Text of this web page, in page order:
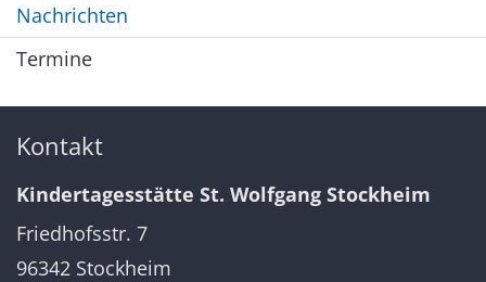
Nachrichten
Termine
Kontakt
Kindertagesstätte St. Wolfgang Stockheim
Friedhofsstr. 7
96342 Stockheim